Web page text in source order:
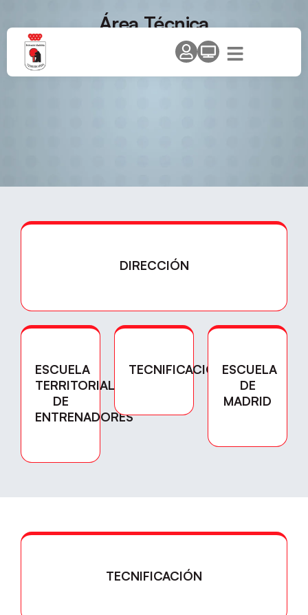
Área Técnica
DIRECCIÓN
ESCUELA
TERRITORIAL
DE
ENTRENADORES
TECNIFICACIÓNESCUELA
DE
MADRID
TECNIFICACIÓN